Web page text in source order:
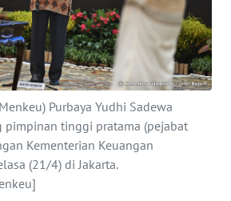
Purbaya Yudhi Sadewa
tinggi pratama (pejabat
Kementerian Keuangan
(21/4) di Jakarta.